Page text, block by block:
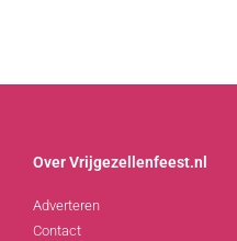
Over Vrijgezellenfeest.nl
Adverteren
Contact